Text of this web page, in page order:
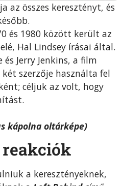
az összes keresztényt, és
és 1980 között került az
Hal Lindsey írásai által.
Jerry Jenkins, a film
szerzője használta fel
céljuk az volt, hogy
kápolna oltárképe)
a keresztényeknek,